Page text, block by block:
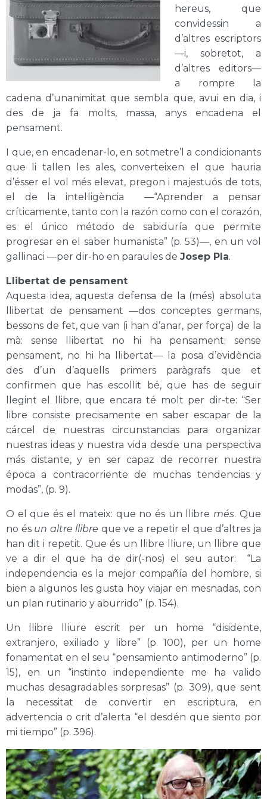
hereus, que
convidessin a
d’altres escriptors
—i, sobretot, a
d’altres editors—
a rompre la
cadena d’unanimitat que sembla que, avui en dia, i
des de ja fa molts, massa, anys encadena el
pensament.
I que, en encadenar-lo, en sotmetre’l a condicionants
que li tallen les ales, converteixen el que hauria
d’ésser el vol més elevat, pregon i majestuós de tots,
el de la intel·ligència —“Aprender a pensar
críticamente, tanto con la razón como con el corazón,
es el único método de sabiduría que permite
progresar en el saber humanista” (p. 53)—, en un vol
gallinaci —per dir-ho en paraules de Josep Pla.
Llibertat de pensament
Aquesta idea, aquesta defensa de la (més) absoluta
llibertat de pensament —dos conceptes germans,
bessons de fet, que van (i han d’anar, per força) de la
mà: sense llibertat no hi ha pensament; sense
pensament, no hi ha llibertat— la posa d’evidència
des d’un d’aquells primers paràgrafs que et
confirmen que has escollit bé, que has de seguir
llegint el llibre, que encara té molt per dir-te: “Ser
libre consiste precisamente en saber escapar de la
cárcel de nuestras circunstancias para organizar
nuestras ideas y nuestra vida desde una perspectiva
más distante, y en ser capaz de recorrer nuestra
época a contracorriente de muchas tendencias y
modas”, (p. 9).
O el que és el mateix: que no és un llibre més. Que
no és un altre llibre que ve a repetir el que d’altres ja
han dit i repetit. Que és un llibre lliure, un llibre que
ve a dir el que ha de dir(-nos) el seu autor: “La
independencia es la mejor compañía del hombre, si
bien a algunos les gusta hoy viajar en mesnadas, con
un plan rutinario y aburrido” (p. 154).
Un llibre lliure escrit per un home “disidente,
extranjero, exiliado y libre” (p. 100), per un home
fonamentat en el seu “pensamiento antimoderno” (p.
15), en un “instinto independiente me ha valido
muchas desagradables sorpresas” (p. 309), que sent
la necessitat de convertir en escriptura, en
advertencia o crit d’alerta “el desdén que siento por
mi tiempo” (p. 396).